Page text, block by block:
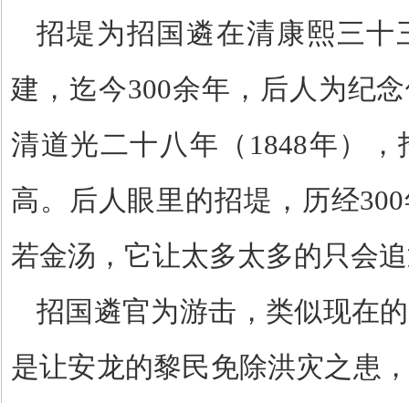
招堤为招国遴在清康熙三十
建，迄今300余年，后人为纪
清道光二十八年（ 1848年），
高。后人眼里的招堤，历经300
若金汤，它让太多太多的只会
招国遴官为游击，类似现在
是让安龙的黎民免除洪灾之患